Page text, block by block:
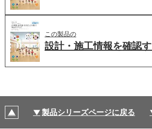
この製品の
設計・施工情報を確認
製品シリーズページに戻る